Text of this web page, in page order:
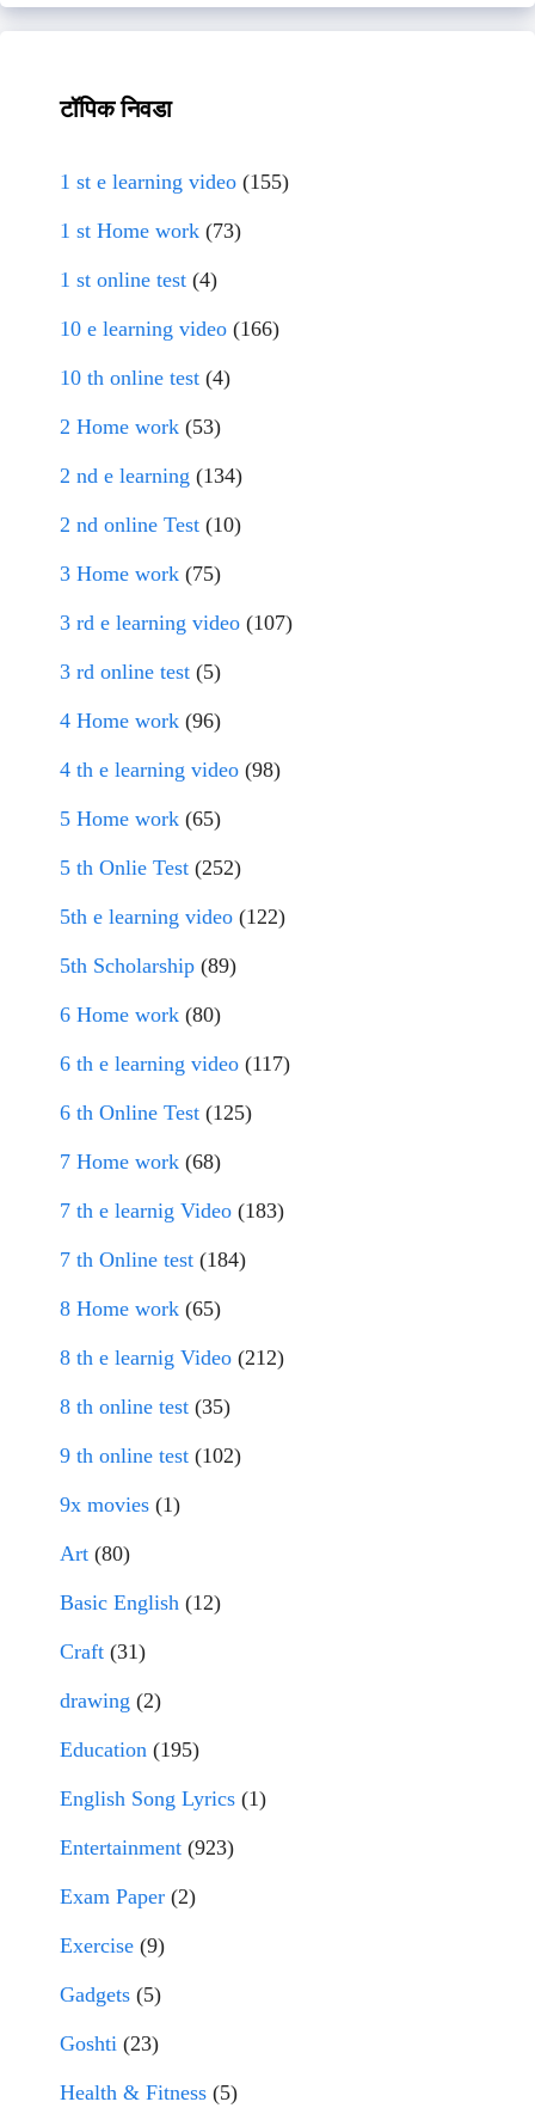
टॉपिक निवडा
1 st e learning video (155)
1 st Home work (73)
1 st online test (4)
10 e learning video (166)
10 th online test (4)
2 Home work (53)
2 nd e learning (134)
2 nd online Test (10)
3 Home work (75)
3 rd e learning video (107)
3 rd online test (5)
4 Home work (96)
4 th e learning video (98)
5 Home work (65)
5 th Onlie Test (252)
5th e learning video (122)
5th Scholarship (89)
6 Home work (80)
6 th e learning video (117)
6 th Online Test (125)
7 Home work (68)
7 th e learnig Video (183)
7 th Online test (184)
8 Home work (65)
8 th e learnig Video (212)
8 th online test (35)
9 th online test (102)
9x movies (1)
Art (80)
Basic English (12)
Craft (31)
drawing (2)
Education (195)
English Song Lyrics (1)
Entertainment (923)
Exam Paper (2)
Exercise (9)
Gadgets (5)
Goshti (23)
Health & Fitness (5)